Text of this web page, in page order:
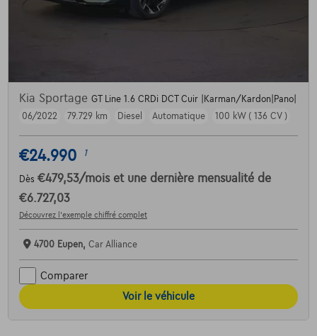
Kia Sportage GT Line 1.6 CRDi DCT Cuir |Karman/Kardon|Pano|
06/2022
79.729 km Diesel Automatique 100 kW ( 136 CV )
€24.990 1
Dès €479,53/mois et une dernière mensualité de
€6.727,03
Découvrez l’exemple chiffré complet
4700 Eupen, Car Alliance
Comparer
Voir le véhicule